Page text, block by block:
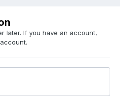
later. If you have an account,